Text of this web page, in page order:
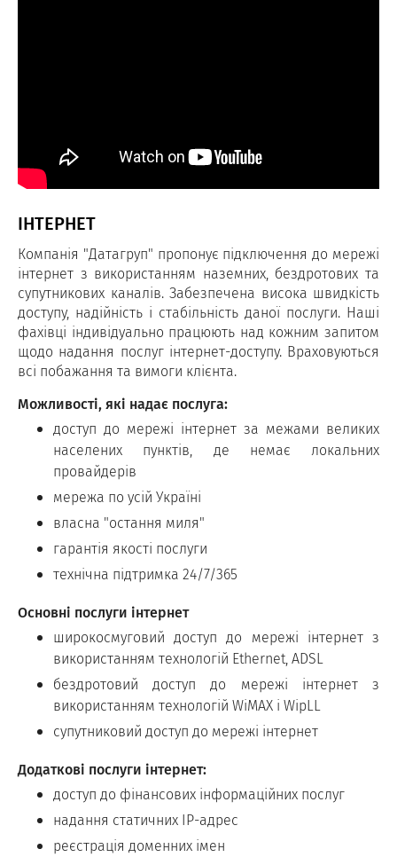
ІНТЕРНЕТ
Компанія "Датагруп" пропонує підключення до мережі
інтернет з використанням наземних, бездротових та
супутникових каналів. Забезпечена висока швидкість
доступу, надійність і стабільність даної послуги. Наші
фахівці індивідуально працюють над кожним запитом
щодо надання послуг інтернет-доступу. Враховуються
всі побажання та вимоги клієнта.
Можливості, які надає послуга:
доступ до мережі інтернет за межами великих
населених пунктів, де немає локальних
провайдерів
мережа по усій Україні
власна "остання миля"
гарантія якості послуги
технічна підтримка 24/7/365
Основні послуги інтернет
широкосмуговий доступ до мережі інтернет з
використанням технологій Ethernet, ADSL
бездротовий доступ до мережі інтернет з
використанням технологій WiMAX і WipLL
супутниковий доступ до мережі інтернет
Додаткові послуги інтернет:
доступ до фінансових інформаційних послуг
надання статичних IP-адрес
реєстрація доменних імен